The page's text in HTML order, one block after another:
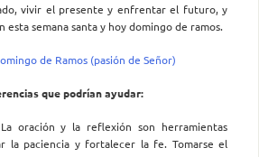
vivir el presente y enfrentar el futuro, y
esta semana santa y hoy domingo de ramos.
de Ramos (pasión de Señor)
que podrían ayudar:
oración y la reflexión son herramientas
la paciencia y fortalecer la fe. Tomarse el